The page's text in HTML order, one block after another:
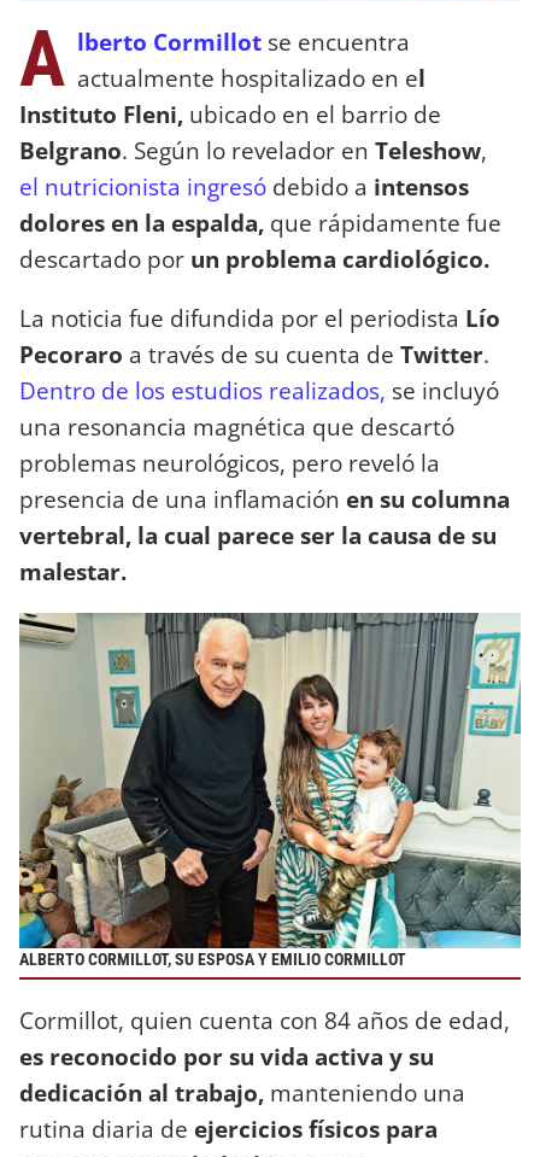
A lberto Cormillot se encuentra
actualmente hospitalizado en el
Instituto Fleni, ubicado en el barrio de
Belgrano. Según lo revelador en Teleshow,
el nutricionista ingresó debido a intensos
dolores en la espalda, que rápidamente fue
descartado por un problema cardiológico.
La noticia fue difundida por el periodista Lío
Pecoraro a través de su cuenta de Twitter.
Dentro de los estudios realizados, se incluyó
una resonancia magnética que descartó
problemas neurológicos, pero reveló la
presencia de una inflamación en su columna
vertebral, la cual parece ser la causa de su
malestar.
ALBERTO CORMILLOT, SU ESPOSA Y EMILIO CORMILLOT
Cormillot, quien cuenta con 84 años de edad,
es reconocido por su vida activa y su
dedicación al trabajo, manteniendo una
rutina diaria de ejercicios físicos para